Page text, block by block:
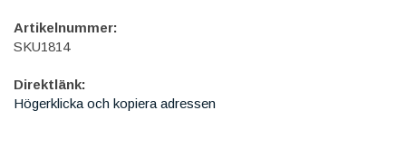
Artikelnummer:
SKU1814
Direktlänk:
Högerklicka och kopiera adressen